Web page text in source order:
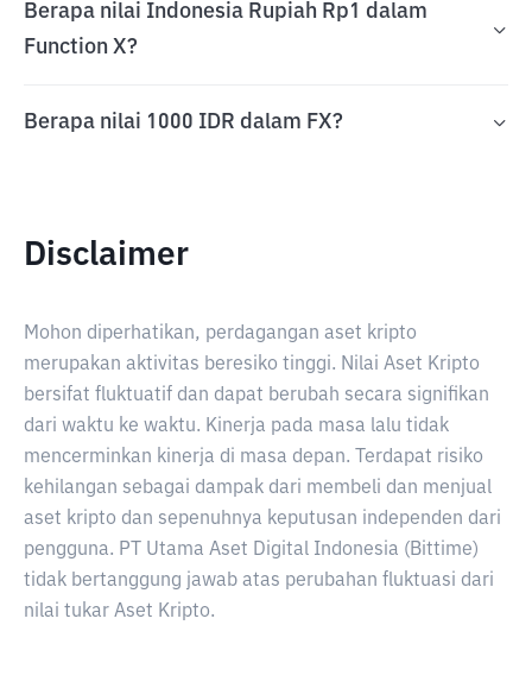
Berapa nilai Indonesia Rupiah Rp1 dalam
Function X?
Berapa nilai 1000 IDR dalam FX?
Disclaimer
Mohon diperhatikan, perdagangan aset kripto
merupakan aktivitas beresiko tinggi. Nilai Aset Kripto
bersifat fluktuatif dan dapat berubah secara signifikan
dari waktu ke waktu. Kinerja pada masa lalu tidak
mencerminkan kinerja di masa depan. Terdapat risiko
kehilangan sebagai dampak dari membeli dan menjual
aset kripto dan sepenuhnya keputusan independen dari
pengguna. PT Utama Aset Digital Indonesia (Bittime)
tidak bertanggung jawab atas perubahan fluktuasi dari
nilai tukar Aset Kripto.